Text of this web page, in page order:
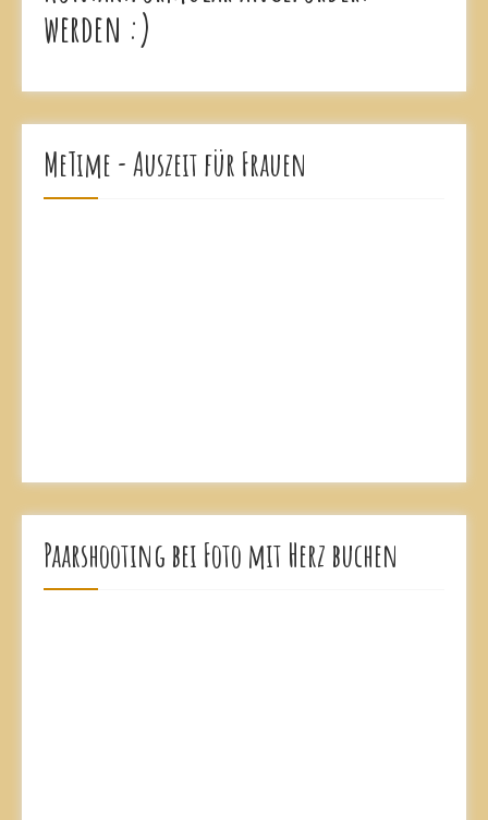
werden :)
MeTime - Auszeit für Frauen
Paarshooting bei Foto mit Herz buchen